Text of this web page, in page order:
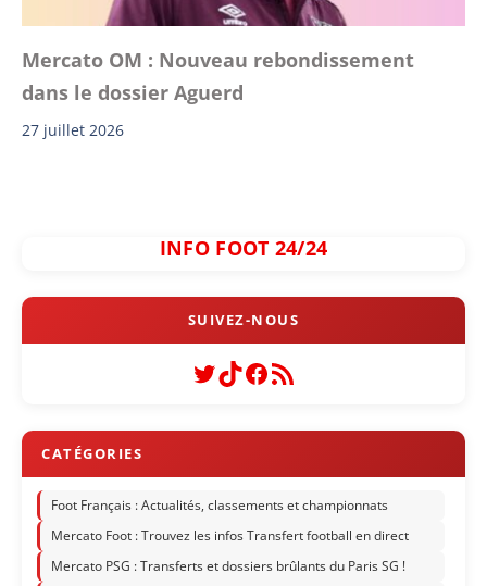
Mercato OM : Nouveau rebondissement
dans le dossier Aguerd
27 juillet 2026
INFO FOOT 24/24
Twitter
TikTok
Facebook
Flux RSS
Foot Français : Actualités, classements et championnats
Mercato Foot : Trouvez les infos Transfert football en direct
Mercato PSG : Transferts et dossiers brûlants du Paris SG !